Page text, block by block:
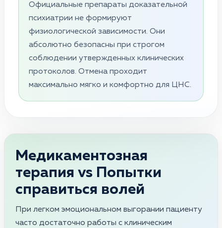
Официальные препараты доказательной
психиатрии не формируют
физиологической зависимости. Они
абсолютно безопасны при строгом
соблюдении утвержденных клинических
протоколов. Отмена проходит
максимально мягко и комфортно для ЦНС.
Медикаментозная
терапия vs Попытки
справиться волей
При легком эмоциональном выгорании пациенту
часто достаточно работы с клиническим